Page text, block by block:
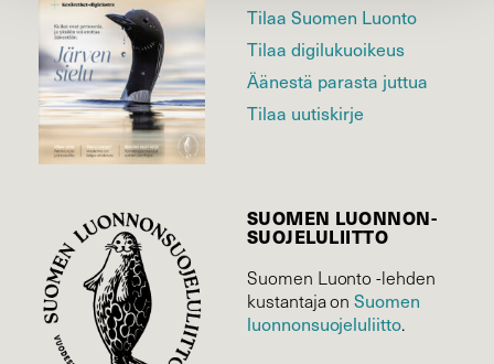
Tilaa Suomen Luonto
Tilaa digilukuoikeus
Äänestä parasta juttua
Tilaa uutiskirje
SUOMEN LUONNON­
SUOJELU­LIITTO
Suomen Luonto -lehden
kustantaja onSuomen
luonnonsuojelu­liitto.